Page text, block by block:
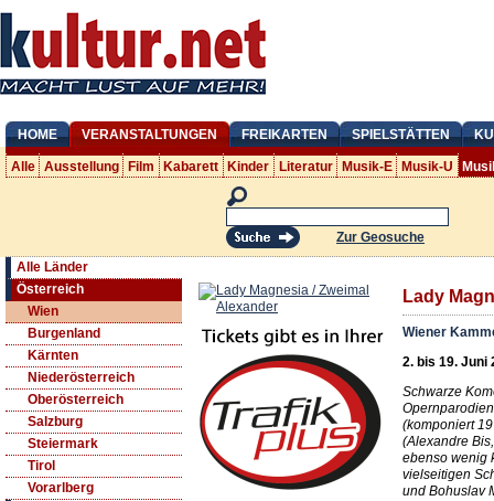
HOME VERANSTALTUNGEN FREIKARTEN SPIELSTÄTTEN
Alle Ausstellung Film Kabarett Kinder Literatur Musik-E Musik-U
Zur Geosuche
Alle Länder
Österreich
Wien
Burgenland
Kärnten
Niederösterreich
Oberösterreich
Salzburg
Steiermark
Tirol
Vorarlberg
Lady
Wiener
2. bis 19. Juni
Schwarze
(komponiert
(Alexandre
ebenso wenig
vielseitigen
und Bohuslav